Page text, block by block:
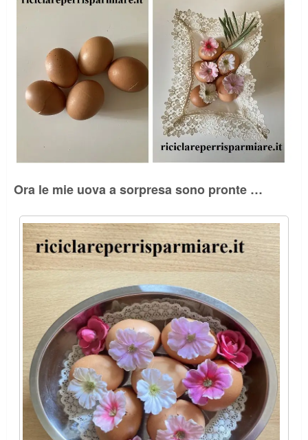
Ora le mie uova a sorpresa sono pronte …